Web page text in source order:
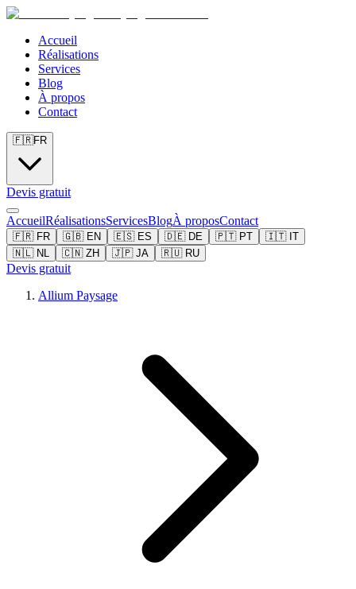
Accueil
Réalisations
Services
Blog
À propos
Contact
🇫🇷FR
Devis gratuit
AccueilRéalisationsServicesBlogÀ proposContact
🇫🇷 FR 🇬🇧 EN 🇪🇸 ES 🇩🇪 DE 🇵🇹 PT 🇮🇹 IT
🇳🇱 NL 🇨🇳 ZH 🇯🇵 JA 🇷🇺 RU
Devis gratuit
Allium Paysage